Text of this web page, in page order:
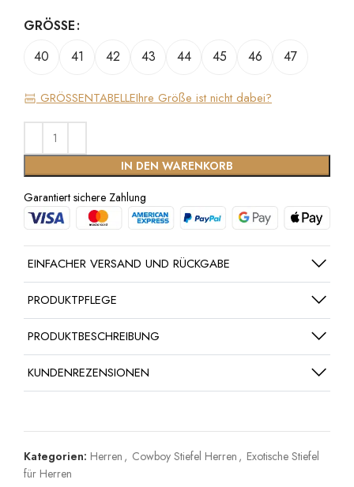
GRÖSSE
40
41 42 43 44 45 46 47
GRÖSSENTABELLEIhre Größe ist nicht dabei?
IN DEN WARENKORB
Garantiert sichere Zahlung
EINFACHER VERSAND UND RÜCKGABE
PRODUKTPFLEGE
PRODUKTBESCHREIBUNG
KUNDENREZENSIONEN
Kategorien: Herren , Cowboy Stiefel Herren , Exotische Stiefel
für Herren